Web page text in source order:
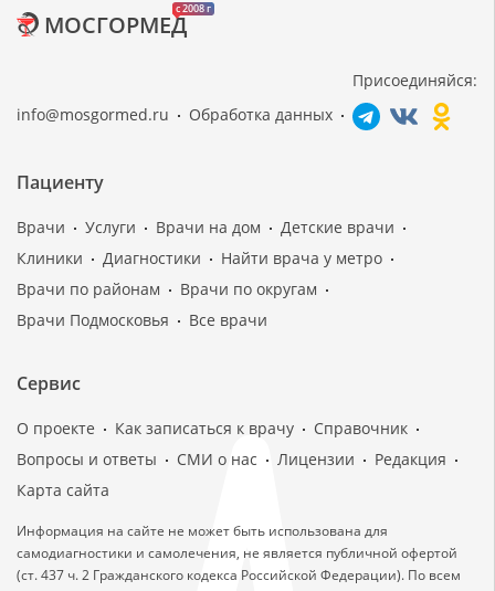
c 2008 г
МОСГОРМЕД
info@mosgormed.ru Обработка данных
Присоединяйся:
Пациенту
Врачи Услуги Врачи на дом
Детские врачи
Клиники
Диагностики
Найти врача у метро
Врачи по районам
Врачи по округам
Врачи Подмосковья
Все врачи
Сервис
О проекте Как записаться к врачу
Справочник
Вопросы и ответы
СМИ о нас Лицензии
Редакция
Карта сайта
Информация на сайте не может быть использована для
самодиагностики и самолечения, не является публичной офертой
(ст. 437 ч. 2 Гражданского кодекса Российской Федерации). По всем